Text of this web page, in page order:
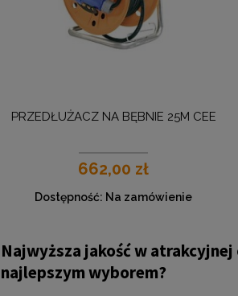
PRZEDŁUŻACZ NA BĘBNIE 25M CEE
662,00 zł
Dostępność: Na zamówienie
Najwyższa jakość w
najlepszym wyborem?